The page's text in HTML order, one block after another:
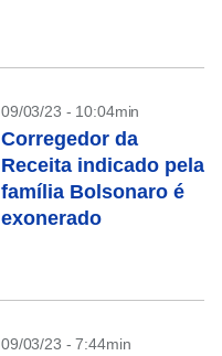
09/03/23 - 10:04min
Corregedor da
Receita indicado pela
família Bolsonaro é
exonerado
09/03/23 - 7:44min